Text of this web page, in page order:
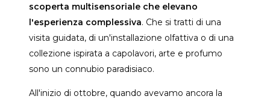
scoperta multisensoriale che elevano
l'esperienza complessiva. Che si tratti di una
visita guidata, di un'installazione olfattiva o di una
collezione ispirata a capolavori, arte e profumo
sono un connubio paradisiaco.
All'inizio di ottobre, quando avevamo ancora la